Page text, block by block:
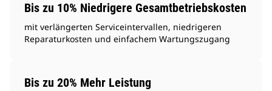
Bis zu 10% Niedrigere Gesamtbetriebskosten
mit verlängerten Serviceintervallen, niedrigeren
Reparaturkosten und einfachem Wartungszugang
Bis zu 20% Mehr Leistung